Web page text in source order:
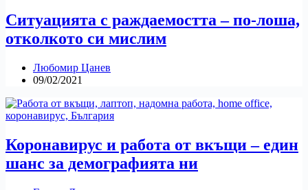
Ситуацията с раждаемостта – по-лоша,
отколкото си мислим
Любомир Цанев
09/02/2021
Коронавирус и работа от вкъщи – един
шанс за демографията ни